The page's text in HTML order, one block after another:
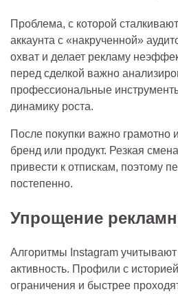
Проблема, с которой
аккаунта с «накрученной»
охват и делает рекламу
перед сделкой важно
профессиональные
динамику роста.
После покупки важно грамотно
бренд или продукт. Резкая
привести к отпискам, поэтому
постепенно.
Упрощение
Алгоритмы Instagram учитывают
активность. Профили с
ограничения и быстрее